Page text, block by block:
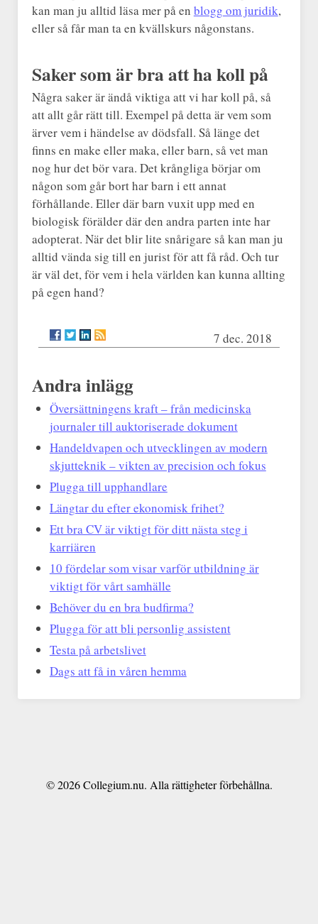
kan man ju alltid läsa mer på en blogg om juridik,
eller så får man ta en kvällskurs någonstans.
Saker som är bra att ha koll på
Några saker är ändå viktiga att vi har koll på, så
att allt går rätt till. Exempel på detta är vem som
ärver vem i händelse av dödsfall. Så länge det
finns en make eller maka, eller barn, så vet man
nog hur det bör vara. Det krångliga börjar om
någon som går bort har barn i ett annat
förhållande. Eller där barn vuxit upp med en
biologisk förälder där den andra parten inte har
adopterat. När det blir lite snårigare så kan man ju
alltid vända sig till en jurist för att få råd. Och tur
är väl det, för vem i hela världen kan kunna allting
på egen hand?
7 dec. 2018
Andra inlägg
Översättningens kraft – från medicinska
journaler till auktoriserade dokument
Handeldvapen och utvecklingen av modern
skjutteknik – vikten av precision och fokus
Plugga till upphandlare
Längtar du efter ekonomisk frihet?
Ett bra CV är viktigt för ditt nästa steg i
karriären
10 fördelar som visar varför utbildning är
viktigt för vårt samhälle
Behöver du en bra budfirma?
Plugga för att bli personlig assistent
Testa på arbetslivet
Dags att få in våren hemma
© 2026 Collegium.nu. Alla rättigheter förbehållna.